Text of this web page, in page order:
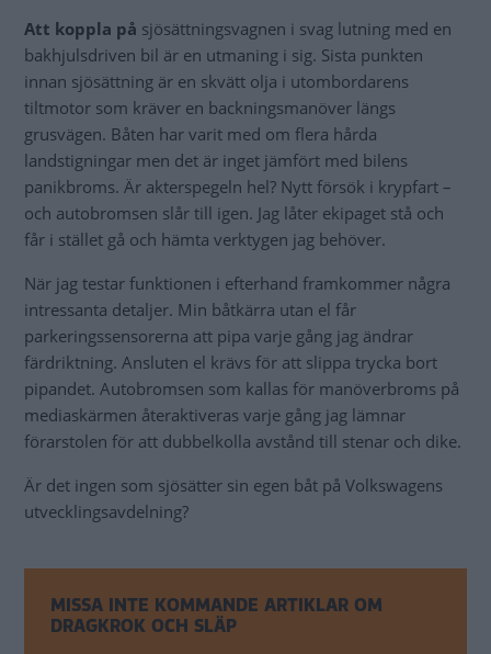
Att koppla på sjösättningsvagnen i svag lutning med en
bakhjulsdriven bil är en utmaning i sig. Sista punkten
innan sjösättning är en skvätt olja i utombordarens
tiltmotor som kräver en backningsmanöver längs
grusvägen. Båten har varit med om flera hårda
landstigningar men det är inget jämfört med bilens
panikbroms. Är akterspegeln hel? Nytt försök i krypfart –
och autobromsen slår till igen. Jag låter ekipaget stå och
får i stället gå och hämta verktygen jag behöver.
När jag testar funktionen i efterhand framkommer några
intressanta detaljer. Min båtkärra utan el får
parkeringssensorerna att pipa varje gång jag ändrar
färdriktning. Ansluten el krävs för att slippa trycka bort
pipandet. Autobromsen som kallas för manöverbroms på
mediaskärmen återaktiveras varje gång jag lämnar
förarstolen för att dubbelkolla avstånd till stenar och dike.
Är det ingen som sjösätter sin egen båt på Volkswagens
utvecklingsavdelning?
MISSA INTE KOMMANDE ARTIKLAR OM
DRAGKROK OCH SLÄP